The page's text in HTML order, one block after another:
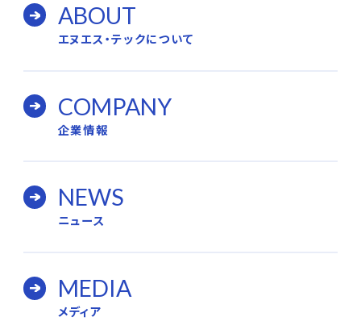
ABOUT
エヌエス・テックについて
COMPANY
企業情報
NEWS
ニュース
MEDIA
メディア